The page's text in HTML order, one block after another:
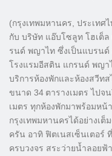
(กรุงเทพมหานคร, ประเทศ
กับ บริษัท แอ๊บโซลูท โฮเต็ล
รนด์ พญาไท ซึ่งเป็นแบรนด์
โรงแรมอีสติน แกรนด์ พญา
บริการห้องพักและห้องสวีท
ขนาด 34 ตารางเมตร ไปจ
เมตร ทุกห้องพักมาพร้อมหน้
กรุงเทพมหานครได้อย่างเ
ครัน อาทิ ฟิตเนสเซ็นเตอร์
ครบวงจร สระว่ายน้ำลอย